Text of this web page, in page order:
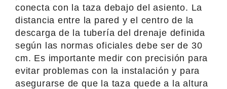
conecta con la taza debajo del asiento. La
distancia entre la pared y el centro de la
descarga de la tubería del drenaje definida
según las normas oficiales debe ser de 30
cm. Es importante medir con precisión para
evitar problemas con la instalación y para
asegurarse de que la taza quede a la altura